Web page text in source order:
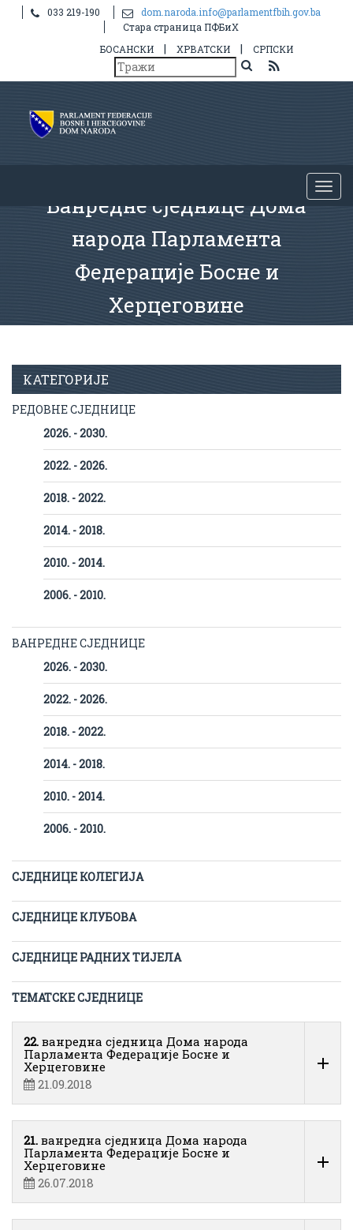
033 219-190
dom.naroda.info@parlamentfbih.gov.ba
Стара страница ПФБиХ
БОСАНСКИ
| ХРВАТСКИ | СРПСКИ
Ванредне сједнице Дома
народа Парламента
Федерације Босне и
Херцеговине
КАТЕГОРИЈЕ
РЕДОВНЕ СЈЕДНИЦЕ
2026. - 2030.
2022. - 2026.
2018. - 2022.
2014. - 2018.
2010. - 2014.
2006. - 2010.
ВАНРЕДНЕ СЈЕДНИЦЕ
2026. - 2030.
2022. - 2026.
2018. - 2022.
2014. - 2018.
2010. - 2014.
2006. - 2010.
СЈЕДНИЦЕ КОЛЕГИЈА
СЈЕДНИЦЕ КЛУБОВА
СЈЕДНИЦЕ РАДНИХ ТИЈЕЛА
ТЕМАТСКЕ СЈЕДНИЦЕ
22. ванредна сједница Дома народа
Парламента Федерације Босне и
Херцеговине
21.09.2018
21. ванредна сједница Дома народа
Парламента Федерације Босне и
Херцеговине
26.07.2018